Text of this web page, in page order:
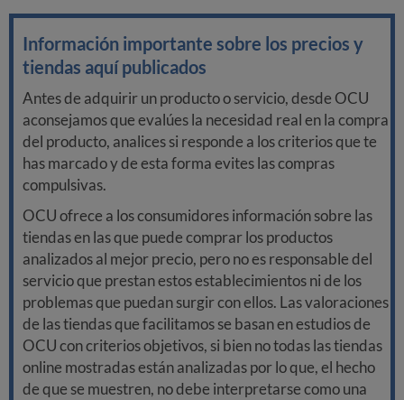
Información importante sobre los precios y
tiendas aquí publicados
Antes de adquirir un producto o servicio, desde OCU
aconsejamos que evalúes la necesidad real en la compra
del producto, analices si responde a los criterios que te
has marcado y de esta forma evites las compras
compulsivas.
OCU ofrece a los consumidores información sobre las
tiendas en las que puede comprar los productos
analizados al mejor precio, pero no es responsable del
servicio que prestan estos establecimientos ni de los
problemas que puedan surgir con ellos. Las valoraciones
de las tiendas que facilitamos se basan en estudios de
OCU con criterios objetivos, si bien no todas las tiendas
online mostradas están analizadas por lo que, el hecho
de que se muestren, no debe interpretarse como una